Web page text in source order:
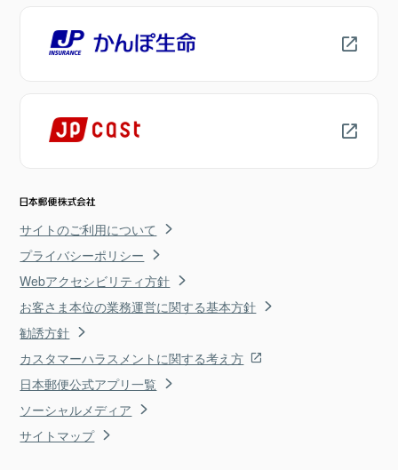
サイトのご利用について
プライバシーポリシー
Webアクセシビリティ方針
お客さま本位の業務運営に関する基本方針
勧誘方針
カスタマーハラスメントに関する考え方
日本郵便公式アプリ一覧
ソーシャルメディア
サイトマップ